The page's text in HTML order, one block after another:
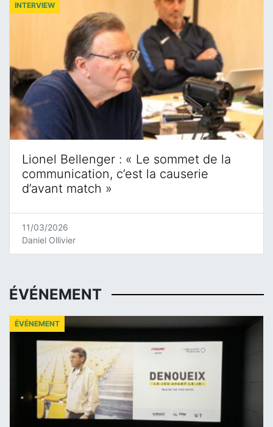
Lionel Bellenger : « Le sommet de la
communication, c’est la causerie
d’avant match »
INTERVIEW
11/03/2026
Daniel Ollivier
ÉVÉNEMENT
ÉVÉNEMENT